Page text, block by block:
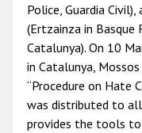
Police, Guardia
(Ertzainza in Basque
Catalunya). On 10
in Catalunya,
“Procedure on Hate
was distributed to
provides the tools